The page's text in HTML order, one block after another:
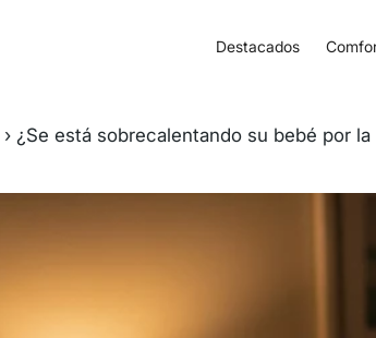
Destacados
› ¿Se está sobrecalentando su bebé por